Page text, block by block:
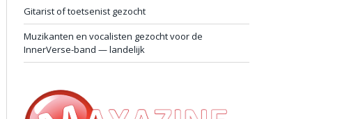
Gitarist of toetsenist gezocht
Muzikanten en vocalisten gezocht voor de
InnerVerse-band — landelijk